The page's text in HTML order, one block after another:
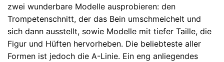
zwei wunderbare Modelle ausprobieren: den
Trompetenschnitt, der das Bein umschmeichelt und
sich dann ausstellt, sowie Modelle mit tiefer Taille, die
Figur und Hüften hervorheben. Die beliebteste aller
Formen ist jedoch die A-Linie. Ein eng anliegendes